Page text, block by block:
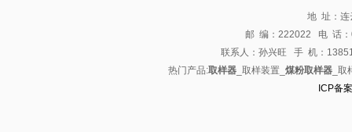
地 址：连
邮 编：222022 电 话：
联系人：孙兴旺 手 机：
热门产品:取样器_取样装置_ 煤粉取样器_取
ICP备